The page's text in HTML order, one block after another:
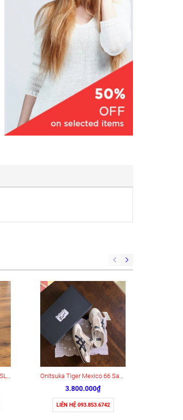
Onitsuka Tiger MEXICO 66 SLIP-ON (1183A746-751) Onitsuka Tiger Mexico 66 Sabot ‘Peacoat’ (1183C123-200)
3.800.000₫
LIÊN HỆ 093.853.6742